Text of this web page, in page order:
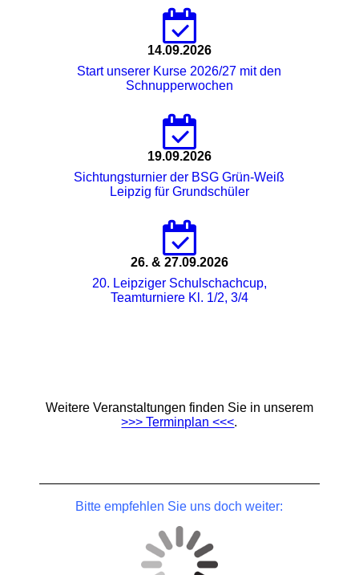
14.09.2026
Start unserer Kurse 2026/27 mit den
Schnupperwochen
19.09.2026
Sichtungsturnier der BSG Grün-Weiß
Leipzig für Grundschüler
26. & 27.09.2026
20. Leipziger Schulschachcup,
Teamturniere Kl. 1/2, 3/4
Weitere Veranstaltungen finden Sie in unserem
>>> Terminplan <<<.
Bitte empfehlen Sie uns doch weiter: